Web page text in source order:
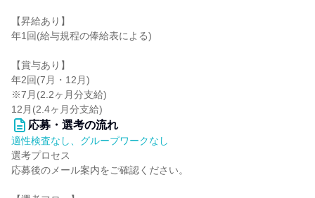
【昇給あり】
年1回(給与規程の俸給表による)
【賞与あり】
年2回(7月・12月)
※7月(2.2ヶ月分支給)
12月(2.4ヶ月分支給)
応募・選考の流れ
適性検査なし、グループワークなし
選考プロセス
応募後のメール案内をご確認ください。